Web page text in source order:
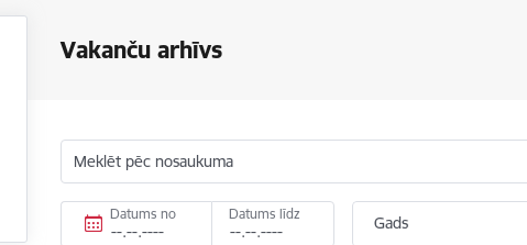
Vakanču arhīvs
Meklēt pēc nosaukuma
Datums no Datums līdz Gads